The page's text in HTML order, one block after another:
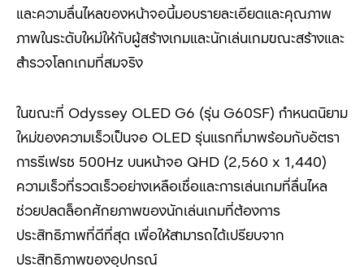
และความลื่นไหลของหน้าจอนี้มอบรายละเอียดและคุณภาพ
ภาพในระดับใหม่ให้กับผู้สร้างเกมและนักเล่นเกมขณะสร้างและ
สำรวจโลกเกมที่สมจริง
ในขณะที่ Odyssey OLED G6 (รุ่น G60SF) กำหนดนิยาม
ใหม่ของความเร็วเป็นจอ OLED รุ่นแรกที่มาพร้อมกับอัตรา
การรีเฟรช 500Hz บนหน้าจอ QHD (2,560 x 1,440)
ความเร็วที่รวดเร็วอย่างเหลือเชื่อและการเล่นเกมที่ลื่นไหล
ช่วยปลดล็อกศักยภาพของนักเล่นเกมที่ต้องการ
ประสิทธิภาพที่ดีที่สุด เพื่อให้สามารถได้เปรียบจาก
ประสิทธิภาพของอุปกรณ์